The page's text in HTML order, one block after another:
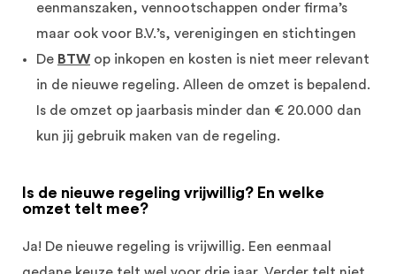
eenmanszaken, vennootschappen onder firma’s
maar ook voor B.V.’s, verenigingen en stichtingen
De BTW op inkopen en kosten is niet meer relevant
in de nieuwe regeling. Alleen de omzet is bepalend.
Is de omzet op jaarbasis minder dan € 20.000 dan
kun jij gebruik maken van de regeling.
Is de nieuwe regeling vrijwillig? En welke
omzet telt mee?
Ja! De nieuwe regeling is vrijwillig. Een eenmaal